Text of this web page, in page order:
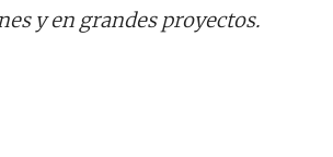
y en grandes proyectos.